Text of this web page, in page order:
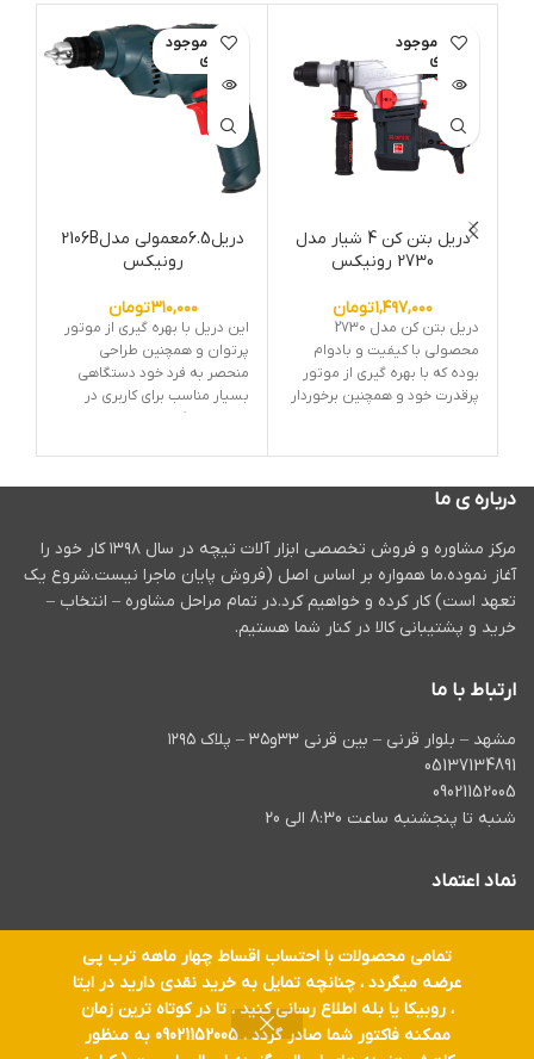
تمامی محصولات با احتساب اقساط چهار ماهه ترب پی
عرضه میگردد ، چنانچه تمایل به خرید نقدی دارید در ایتا
، روبیکا یا بله اطلاع رسانی کنید ، تا در کوتاه ترین زمان
ممکنه فاکتور شما صادر گردد . 09021152005 به منظور
اتمام موجود
ی
دریل بتن کن 4 شیار مدل
2730 رونیکس
۱,۴۹۷,۰۰۰تومان
دریل بتن کن مدل 2730
محصولی با کیفیت و بادوام
بوده که با بهره گیری از موتور
پرقدرت خود و همچنین برخوردار
تخریب بالایی داشته و همچنین
برای سوراخکاری نیز بسیار
مناسب می باشد.شما می توانید
سایتtiche.tools از خدمات
پس از فروش و همچنین
گارانتی معتبر12 ماهه بهره مند
گردید.
اتمام موجود
ی
دریل6.5معمولی مدل2106B
رونیکس
۳۱۰,۰۰۰تومان
این دریل با بهره گیری از موتور
پرتوان و همچنین طراحی
منحصر به فرد خود دستگاهی
بسیار مناسب برای کاربری در
کارهای خانگی می باشد.شما می
محصول از سایتtiche.toolsاز
خدمات پس از فروش و گارانتی
درباره ی ما
مرکز مشاوره و فروش تخصصی ابزار آلات تیچه در سال ۱۳۹۸ کار خود را
آغاز نموده.ما همواره بر اساس اصل (فروش پایان ماجرا نیست.شروع یک
تعهد است) کار کرده و خواهیم کرد.در تمام مراحل مشاوره – انتخاب –
خرید و پشتیبانی کالا در کنار شما هستیم.
ارتباط با ما
مشهد – بلوار قرنی – بین قرنی ۳۳و۳۵ – پلاک ۱۲۹۵
05137134891
09021152005
شنبه تا پنجشنبه ساعت 8:30 الی 20
نماد اعتماد
تمام حقوق برایابزار آلات تیچهمحفوظ است.
موزاییک